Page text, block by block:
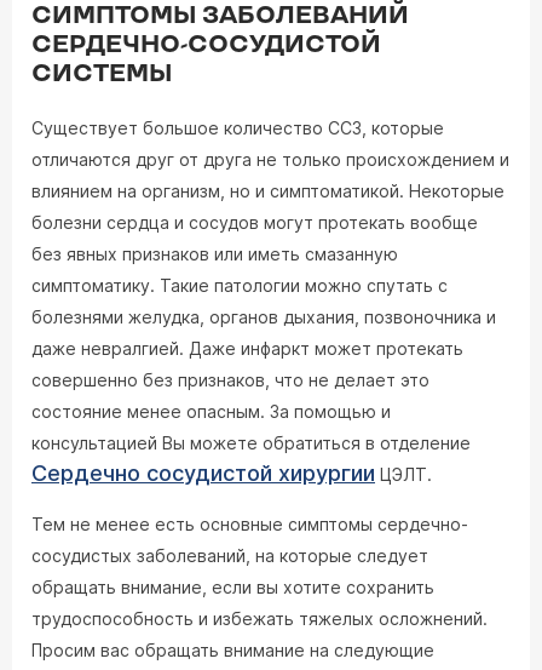
СИМПТОМЫ ЗАБОЛЕВАНИЙ
СЕРДЕЧНО-СОСУДИСТОЙ
СИСТЕМЫ
Существует большое количество ССЗ, которые
отличаются друг от друга не только происхождением и
влиянием на организм, но и симптоматикой. Некоторые
болезни сердца и сосудов могут протекать вообще
без явных признаков или иметь смазанную
симптоматику. Такие патологии можно спутать с
болезнями желудка, органов дыхания, позвоночника и
даже невралгией. Даже инфаркт может протекать
совершенно без признаков, что не делает это
состояние менее опасным. За помощью и
консультацией Вы можете обратиться в отделение
Сердечно сосудистой хирургии ЦЭЛТ.
Тем не менее есть основные симптомы сердечно-
сосудистых заболеваний, на которые следует
обращать внимание, если вы хотите сохранить
трудоспособность и избежать тяжелых осложнений.
Просим вас обращать внимание на следующие